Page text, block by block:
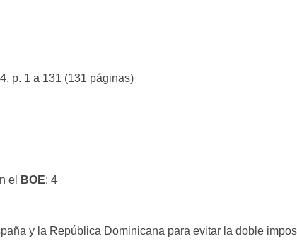
p. 1 a 131 (131 páginas)
el BOE: 4
y la República Dominicana para evitar la doble